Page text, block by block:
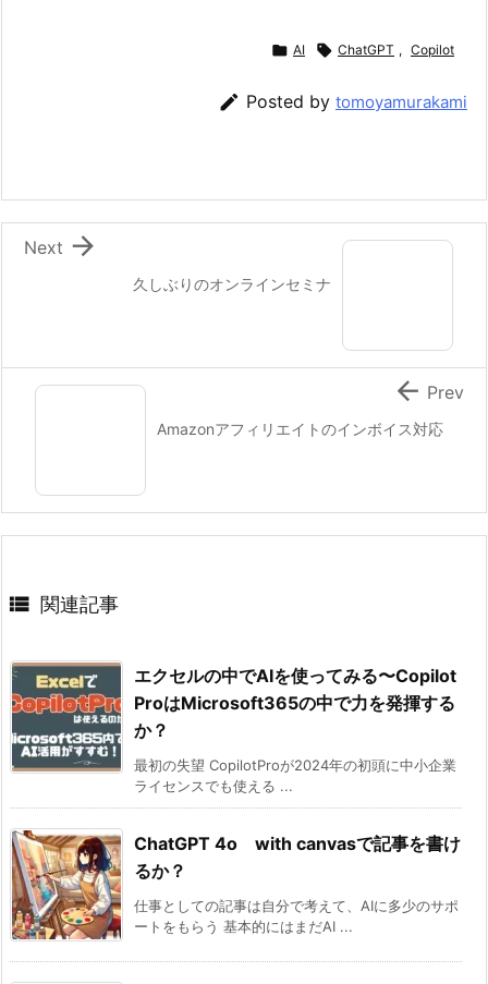
 AI  ChatGPT , Copilot
 Posted by tomoyamurakami
久しぶりのオンラインセミナ

Next
Amazonアフィリエイトのインボイス対応
 Prev
 関連記事
エクセルの中でAIを使ってみる〜Copilot
ProはMicrosoft365の中で力を発揮する
か？
最初の失望 CopilotProが2024年の初頭に中小企業
ライセンスでも使える ...
ChatGPT 4o with canvasで記事を書け
るか？
仕事としての記事は自分で考えて、AIに多少のサポ
ートをもらう 基本的にはまだAI ...